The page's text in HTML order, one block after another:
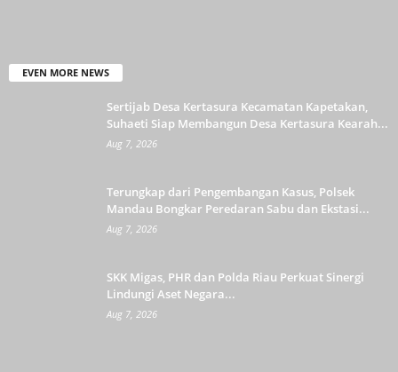
EVEN MORE NEWS
Sertijab Desa Kertasura Kecamatan Kapetakan,
Suhaeti Siap Membangun Desa Kertasura Kearah...
Aug 7, 2026
Terungkap dari Pengembangan Kasus, Polsek
Mandau Bongkar Peredaran Sabu dan Ekstasi...
Aug 7, 2026
SKK Migas, PHR dan Polda Riau Perkuat Sinergi
Lindungi Aset Negara...
Aug 7, 2026